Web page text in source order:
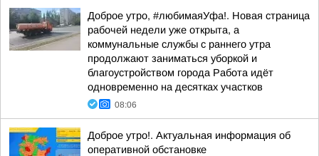
Доброе утро, #любимаяУфа!. Новая страница
рабочей недели уже открыта, а
коммунальные службы с раннего утра
продолжают заниматься уборкой и
благоустройством города Работа идёт
одновременно на десятках участков
08:06
Доброе утро!. Актуальная информация об
оперативной обстановке